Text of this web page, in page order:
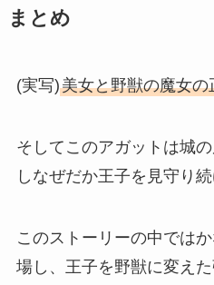
まとめ
(実写)美女と野獣の魔女
そしてこのアガットは城
しなぜだか王子を見守り
このストーリーの中では
場し、王子を野獣に変え